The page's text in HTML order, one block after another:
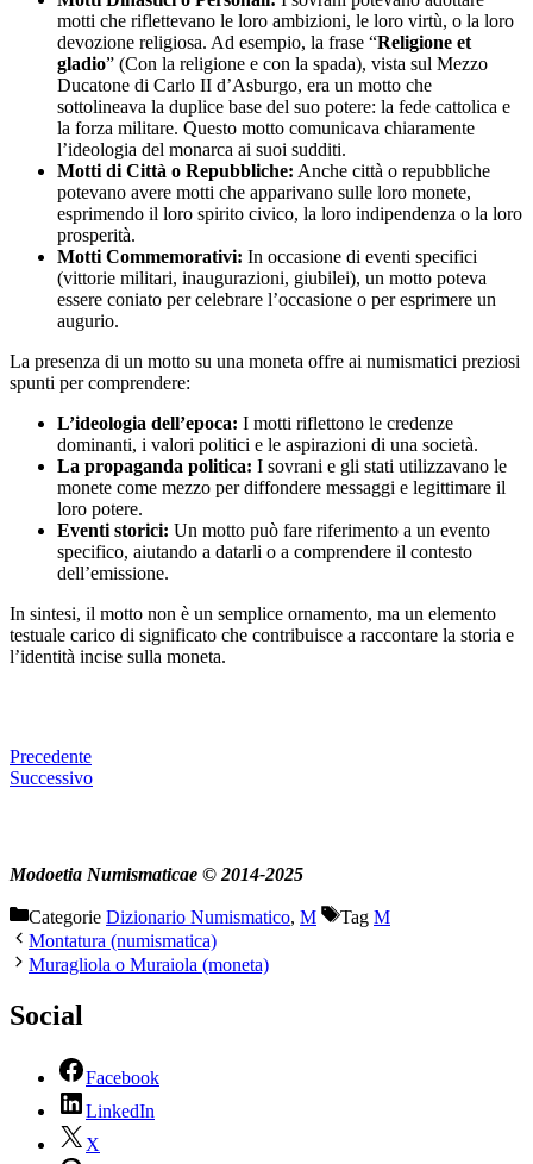
motti che riflettevano le loro ambizioni, le loro virtù, o la loro
devozione religiosa. Ad esempio, la frase “Religione et
gladio” (Con la religione e con la spada), vista sul Mezzo
Ducatone di Carlo II d’Asburgo, era un motto che
sottolineava la duplice base del suo potere: la fede cattolica e
la forza militare. Questo motto comunicava chiaramente
l’ideologia del monarca ai suoi sudditi.
Motti di Città o Repubbliche: Anche città o repubbliche
potevano avere motti che apparivano sulle loro monete,
esprimendo il loro spirito civico, la loro indipendenza o la loro
prosperità.
Motti Commemorativi: In occasione di eventi specifici
(vittorie militari, inaugurazioni, giubilei), un motto poteva
essere coniato per celebrare l’occasione o per esprimere un
augurio.
La presenza di un motto su una moneta offre ai numismatici preziosi
spunti per comprendere:
L’ideologia dell’epoca: I motti riflettono le credenze
dominanti, i valori politici e le aspirazioni di una società.
La propaganda politica: I sovrani e gli stati utilizzavano le
monete come mezzo per diffondere messaggi e legittimare il
loro potere.
Eventi storici: Un motto può fare riferimento a un evento
specifico, aiutando a datarli o a comprendere il contesto
dell’emissione.
In sintesi, il motto non è un semplice ornamento, ma un elemento
testuale carico di significato che contribuisce a raccontare la storia e
l’identità incise sulla moneta.
Precedente
Successivo
Modoetia Numismaticae © 2014-2025
Categorie Dizionario Numismatico, M Tag M
Montatura (numismatica)
Muragliola o Muraiola (moneta)
Social
Facebook
LinkedIn
X